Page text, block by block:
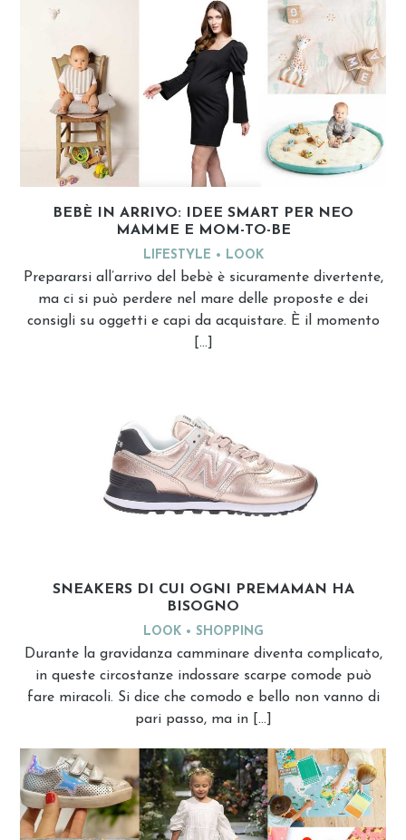
BEBÈ IN ARRIVO: IDEE SMART PER NEO
MAMME E MOM-TO-BE
LIFESTYLE LOOK
Prepararsi all’arrivo del bebè è sicuramente divertente,
ma ci si può perdere nel mare delle proposte e dei
consigli su oggetti e capi da acquistare. È il momento
[…]
SNEAKERS DI CUI OGNI PREMAMAN HA
BISOGNO
LOOK SHOPPING
Durante la gravidanza camminare diventa complicato,
in queste circostanze indossare scarpe comode può
fare miracoli. Si dice che comodo e bello non vanno di
pari passo, ma in […]